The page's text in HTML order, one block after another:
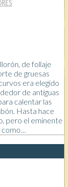
de follaje
de gruesas
era elegido
de antiguas
calentar las
Hasta hace
pero el eminente